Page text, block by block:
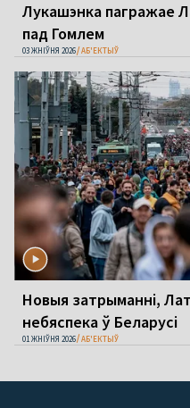
Лукашэнка пагражае
пад Гомлем
03 ЖНІЎНЯ 2026 АБ'ЕКТЫЎ
Новыя затрыманні,
небяспека ў Беларусі
01 ЖНІЎНЯ 2026 АБ'ЕКТЫЎ